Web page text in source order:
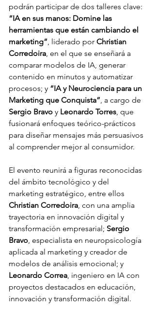
podrán participar de dos talleres clave:
“IA en sus manos: Domine las
herramientas que están cambiando el
marketing”, liderado por Christian
Corredoira, en el que se enseñará a
comparar modelos de IA, generar
contenido en minutos y automatizar
procesos; y “IA y Neurociencia para un
Marketing que Conquista”, a cargo de
Sergio Bravo y Leonardo Torres, que
fusionará enfoques teórico-prácticos
para diseñar mensajes más persuasivos
al comprender mejor al consumidor.
El evento reunirá a figuras reconocidas
del ámbito tecnológico y del
marketing estratégico, entre ellos
Christian Corredoira, con una amplia
trayectoria en innovación digital y
transformación empresarial; Sergio
Bravo, especialista en neuropsicología
aplicada al marketing y creador de
modelos de análisis emocional; y
Leonardo Correa, ingeniero en IA con
proyectos destacados en educación,
innovación y transformación digital.